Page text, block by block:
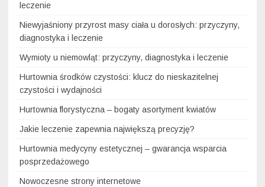
leczenie
Niewyjaśniony przyrost masy ciała u dorosłych: przyczyny,
diagnostyka i leczenie
Wymioty u niemowląt: przyczyny, diagnostyka i leczenie
Hurtownia środków czystości: klucz do nieskazitelnej
czystości i wydajności
Hurtownia florystyczna – bogaty asortyment kwiatów
Jakie leczenie zapewnia największą precyzję?
Hurtownia medycyny estetycznej – gwarancja wsparcia
posprzedażowego
Nowoczesne strony internetowe